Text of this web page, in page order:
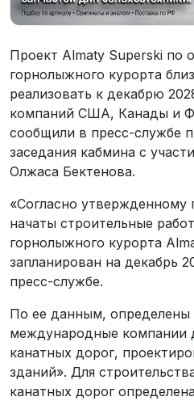
Проект Almaty Superski по
горнолыжного курорта
реализовать к декабрю
компаний США, Канады и
сообщили в пресс-службе
заседания кабмина с
Олжаса Бектенова.
«Согласно утвержденному
начаты строительные
горнолыжного курорта
запланирован на декабрь
пресс-службе.
По ее данным, определены
международные компании
канатных дорог,
зданий». Для
канатных дорог